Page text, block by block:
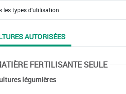
AUTORISÉES
FERTILISANTE SEULE
légumières